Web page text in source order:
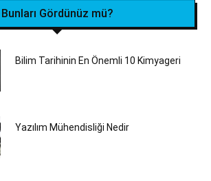
Bunları Gördünüz mü?
Bilim Tarihinin En Önemli 10 Kimyageri
Yazılım Mühendisliği Nedir